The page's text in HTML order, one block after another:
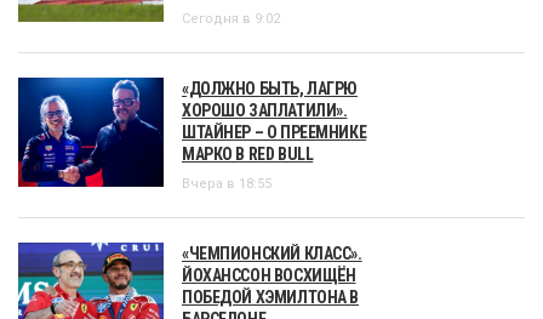
Сегодня в 9:02
«ДОЛЖНО БЫТЬ, ЛАГРЮ
ХОРОШО ЗАПЛАТИЛИ».
ШТАЙНЕР – О ПРЕЕМНИКЕ
МАРКО В RED BULL
Вчера в 18:55
«ЧЕМПИОНСКИЙ КЛАСС».
ЙОХАНССОН ВОСХИЩЁН
ПОБЕДОЙ ХЭМИЛТОНА В